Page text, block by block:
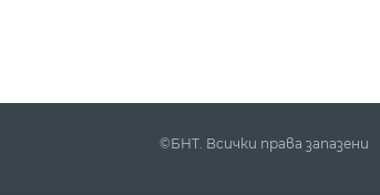
©БНТ. Всички права запазени